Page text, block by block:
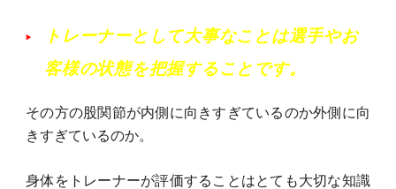
トレーナーとして大事なことは選手やお
客様の状態を把握することです。
その方の股関節が内側に向きすぎているのか外側に向
きすぎているのか。
身体をトレーナーが評価することはとても大切な知識